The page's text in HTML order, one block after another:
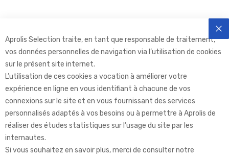
Aprolis Selection
Aprolis Selection traite, en tant que responsable de traitement,
vos données personnelles de navigation via l’utilisation de cookies
sur le présent site internet.
L’utilisation de ces cookies a vocation à améliorer votre
expérience en ligne en vous identifiant à chacune de vos
connexions sur le site et en vous fournissant des services
personnalisés adaptés à vos besoins ou à permettre à Aprolis de
réaliser des études statistiques sur l’usage du site par les
internautes.
Si vous souhaitez en savoir plus, merci de consulter notre